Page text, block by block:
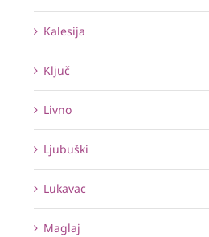
Kalesija
Ključ
Livno
Ljubuški
Lukavac
Maglaj